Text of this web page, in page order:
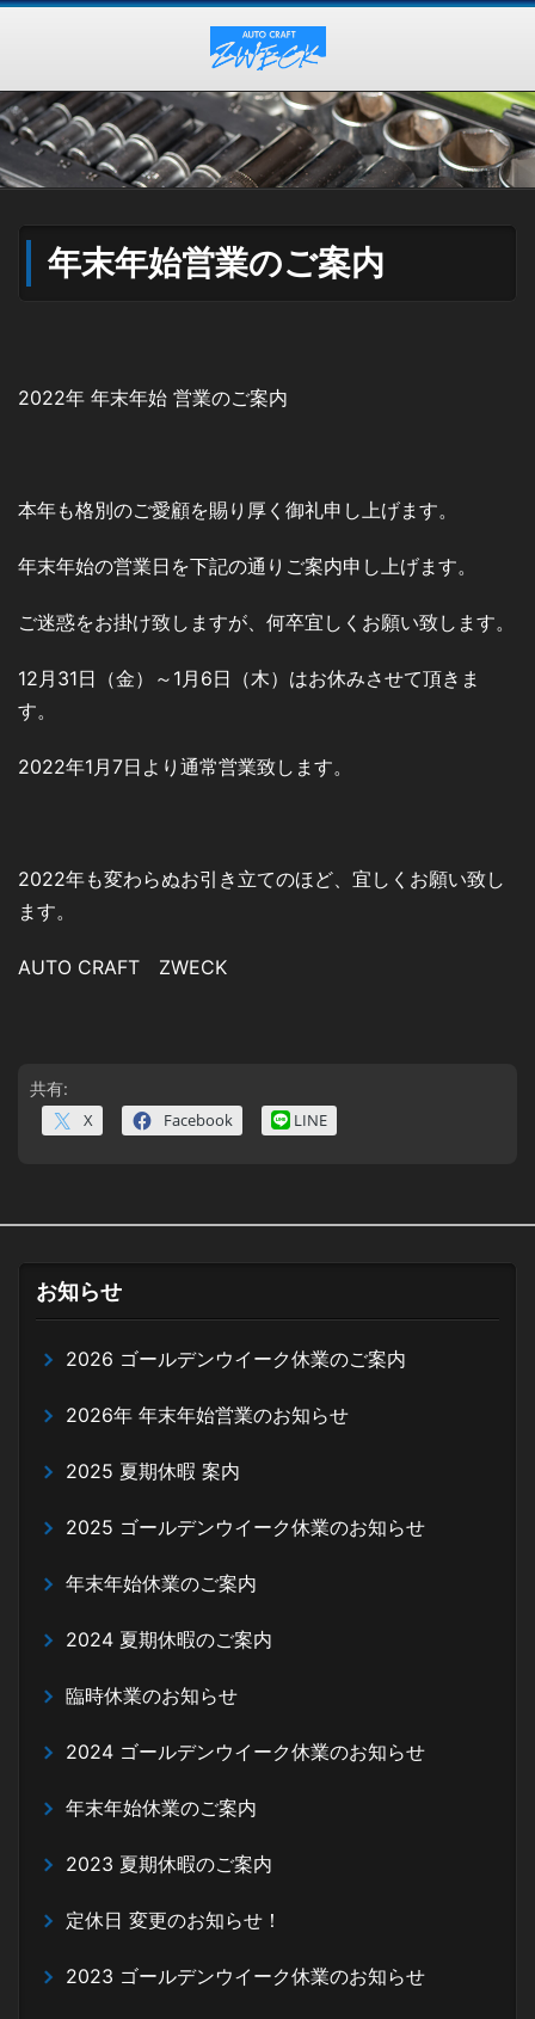
年末年始営業のご案内
2022年 年末年始 営業のご案内
本年も格別のご愛顧を賜り厚く御礼申し上げます。
年末年始の営業日を下記の通りご案内申し上げます。
ご迷惑をお掛け致しますが、何卒宜しくお願い致します。
12月31日（金）～1月6日（木）はお休みさせて頂きま
す。
2022年1月7日より通常営業致します。
2022年も変わらぬお引き立てのほど、宜しくお願い致し
ます。
AUTO CRAFT ZWECK
共有:
X Facebook LINE
お知らせ
2026 ゴールデンウイーク休業のご案内
2026年 年末年始営業のお知らせ
2025 夏期休暇 案内
2025 ゴールデンウイーク休業のお知らせ
年末年始休業のご案内
2024 夏期休暇のご案内
臨時休業のお知らせ
2024 ゴールデンウイーク休業のお知らせ
年末年始休業のご案内
2023 夏期休暇のご案内
定休日 変更のお知らせ！
2023 ゴールデンウイーク休業のお知らせ